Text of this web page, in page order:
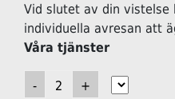
Vid slutet av din vistelse
individuella avresan att
Våra tjänster